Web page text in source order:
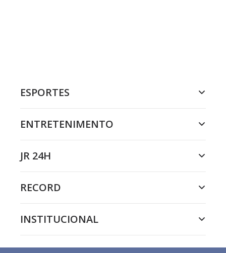
ESPORTES
ENTRETENIMENTO
JR 24H
RECORD
INSTITUCIONAL